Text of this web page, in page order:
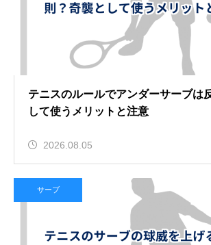
テニスのルールでアンダーサーブは
して使うメリットと注意
2026.08.05
サーブ